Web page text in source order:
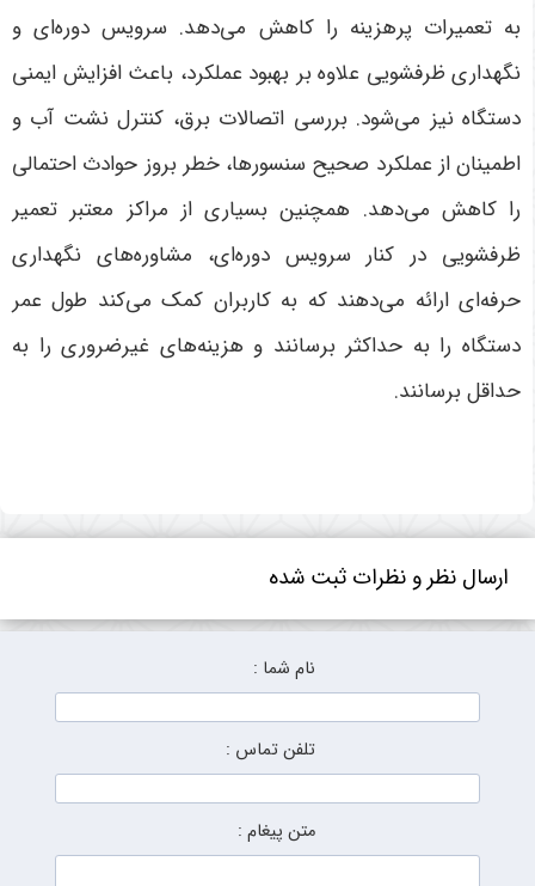
به تعمیرات پرهزینه را کاهش می‌دهد. سرویس دوره‌ای و
نگهداری ظرفشویی علاوه بر بهبود عملکرد، باعث افزایش ایمنی
دستگاه نیز می‌شود. بررسی اتصالات برق، کنترل نشت آب و
اطمینان از عملکرد صحیح سنسورها، خطر بروز حوادث احتمالی
را کاهش می‌دهد. همچنین بسیاری از مراکز معتبر تعمیر
ظرفشویی در کنار سرویس دوره‌ای، مشاوره‌های نگهداری
حرفه‌ای ارائه می‌دهند که به کاربران کمک می‌کند طول عمر
دستگاه را به حداکثر برسانند و هزینه‌های غیرضروری را به
حداقل برسانند.
ارسال نظر و نظرات ثبت شده
نام شما :
تلفن تماس :
متن پیغام :